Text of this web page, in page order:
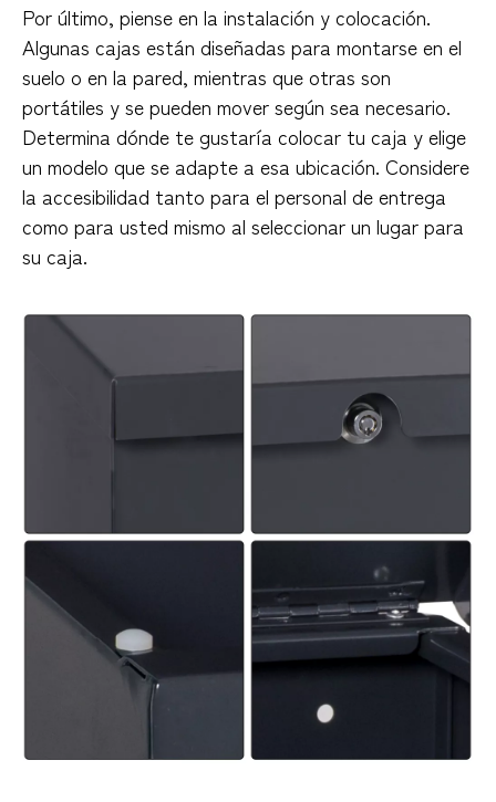
Por último, piense en la instalación y colocación.
Algunas cajas están diseñadas para montarse en el
suelo o en la pared, mientras que otras son
portátiles y se pueden mover según sea necesario.
Determina dónde te gustaría colocar tu caja y elige
un modelo que se adapte a esa ubicación. Considere
la accesibilidad tanto para el personal de entrega
como para usted mismo al seleccionar un lugar para
su caja.